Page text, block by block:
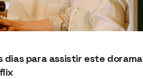
dias para assistir este dorama